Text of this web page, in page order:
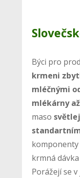
Býci pro
krmeni
mléčnými
mlékárny
maso
krmná
Porážejí se